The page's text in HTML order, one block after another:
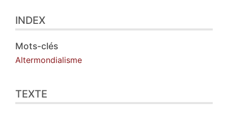
Texte
Illustrations
Citer cet article
Auteur
INDEX
Mots-clés
Altermondialisme
TEXTE